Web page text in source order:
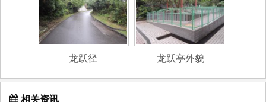
龙跃径 龙跃亭外貌
相关资讯